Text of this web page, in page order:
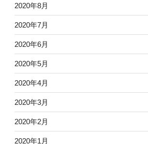
2020年8月
2020年7月
2020年6月
2020年5月
2020年4月
2020年3月
2020年2月
2020年1月